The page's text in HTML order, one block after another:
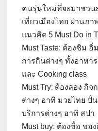
คนรุ่นใหม่ที่จะมาชวน
เที่ยวเมืองไทย ผ่านภ
แนวคิด 5 Must Do in
Must Taste: ต้องชิม
การกินต่างๆ ทั้งอาหา
และ Cooking class
Must Try: ต้องลอง กิ
ต่างๆ อาทิ มวยไทย ปั่
บริการต่างๆ อาทิ สปา
Must buy: ต้องซื้อ ข